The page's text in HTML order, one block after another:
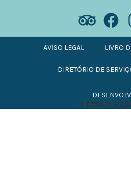
AVISO LEGAL LIVRO
DIRETÓRIO DE
A MINHA